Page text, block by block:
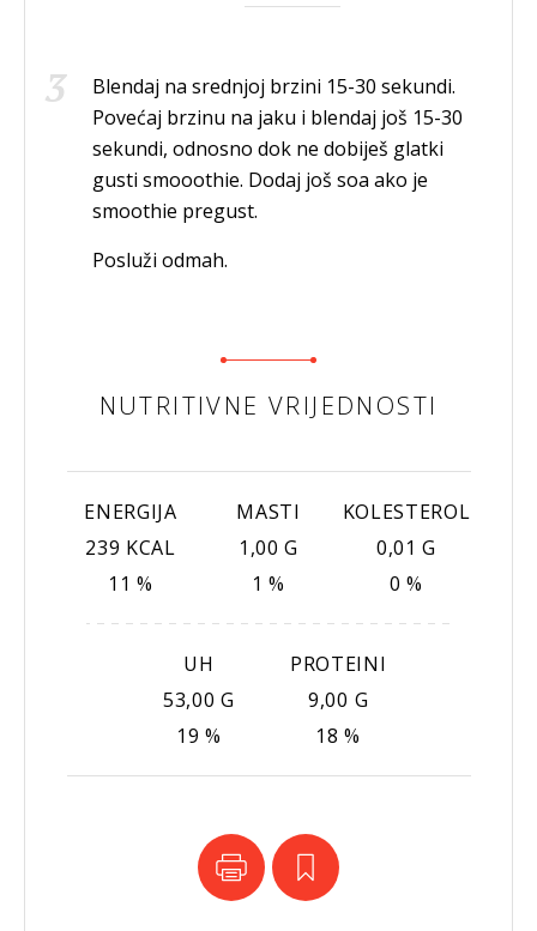
Blendaj na srednjoj brzini 15-30 sekundi.
Povećaj brzinu na jaku i blendaj još 15-30
sekundi, odnosno dok ne dobiješ glatki
gusti smooothie. Dodaj još soa ako je
smoothie pregust.
Posluži odmah.
NUTRITIVNE VRIJEDNOSTI
ENERGIJA
239 KCAL
11 %
MASTI
1,00 G
1 %
KOLESTEROL
0,01 G
0 %
UH
53,00 G
19 %
PROTEINI
9,00 G
18 %